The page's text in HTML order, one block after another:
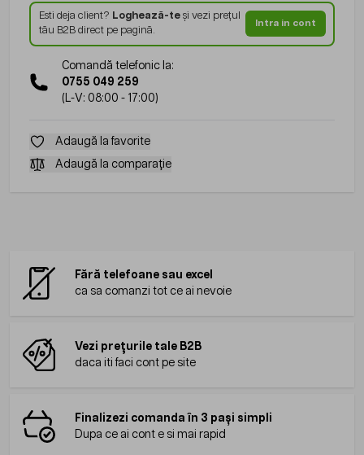
Esti deja client? Loghează-teși vezi prețul
tău B2B direct pe pagină.
Intra in cont
Comandă telefonic la:
0755 049 259
(L-V: 08:00 - 17:00)
Adaugă la favorite
Adaugă la comparație
Fără telefoane sau excel
ca sa comanzi tot ce ai nevoie
Vezi prețurile tale B2B
daca iti faci cont pe site
Finalizezi comanda în 3 pași simpli
Dupa ce ai cont e si mai rapid